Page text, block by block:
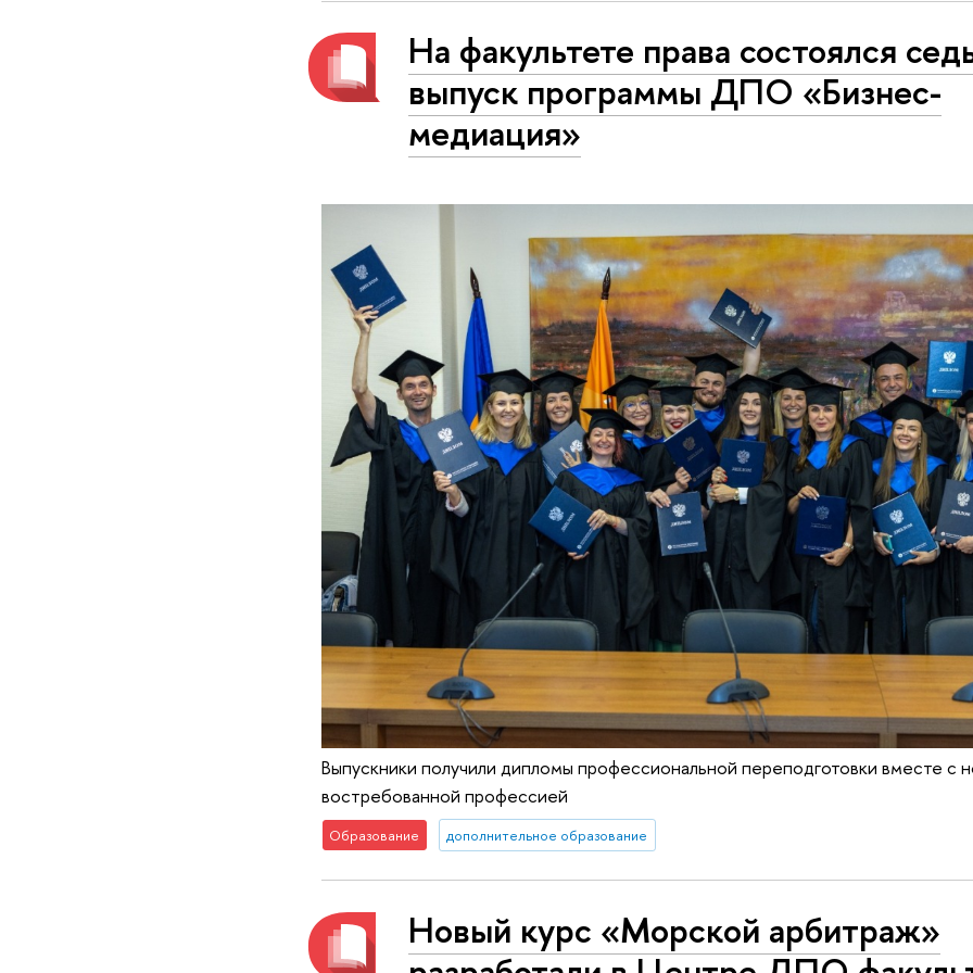
На факультете права состоялся
выпуск программы ДПО «Бизнес-
медиация»
Выпускники получили дипломы профессиональной переподготовки вместе с
востребованной профессией
Образование дополнительное образование
Новый курс «Морской арбитраж»